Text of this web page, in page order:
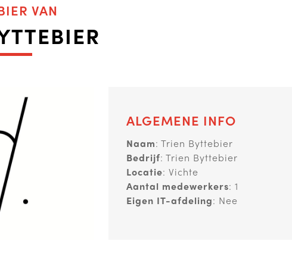
VAN
ALGEMENE INFO
Naam: Trien Byttebier
Bedrijf: Trien Byttebier
Locatie: Vichte
Aantal medewerkers: 1
Eigen IT-afdeling: Nee